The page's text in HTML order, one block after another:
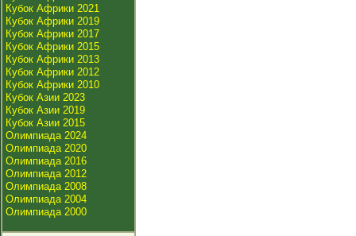
Кубок Африки 2021
Кубок Африки 2019
Кубок Африки 2017
Кубок Африки 2015
Кубок Африки 2013
Кубок Африки 2012
Кубок Африки 2010
Кубок Азии 2023
Кубок Азии 2019
Кубок Азии 2015
Олимпиада 2024
Олимпиада 2020
Олимпиада 2016
Олимпиада 2012
Олимпиада 2008
Олимпиада 2004
Олимпиада 2000